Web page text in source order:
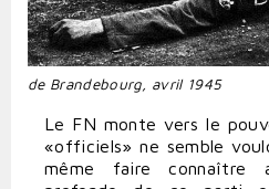
de Brandebourg, avril 1945
Le FN monte vers le
«officiels» ne semble
même faire connaître